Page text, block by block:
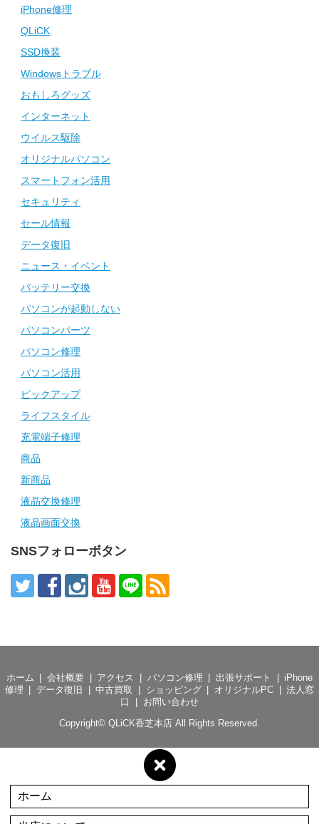
iPhone修理
QLiCK
SSD換装
Windowsトラブル
おもしろグッズ
インターネット
ウイルス駆除
オリジナルパソコン
スマートフォン活用
セキュリティ
セール情報
データ復旧
ニュース・イベント
バッテリー交換
パソコンが起動しない
パソコンパーツ
パソコン修理
パソコン活用
ピックアップ
ライフスタイル
充電端子修理
商品
新商品
液晶交換修理
液晶画面交換
SNSフォローボタン
ホーム 会社概要 アクセス パソコン修理 出張サポート
iPhone
修理
データ復旧 中古買取 ショッピング オリジナルPC
法人窓
口
お問い合わせ
Copyright© QLiCK香芝本店 All Rights Reserved.
ホーム